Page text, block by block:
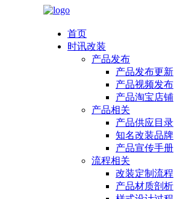
首页
时讯改装
产品发布
产品发布更新
产品视频发布
产品淘宝店铺
产品相关
产品供应目录
知名改装品牌
产品宣传手册
流程相关
改装定制流程
产品材质剖析